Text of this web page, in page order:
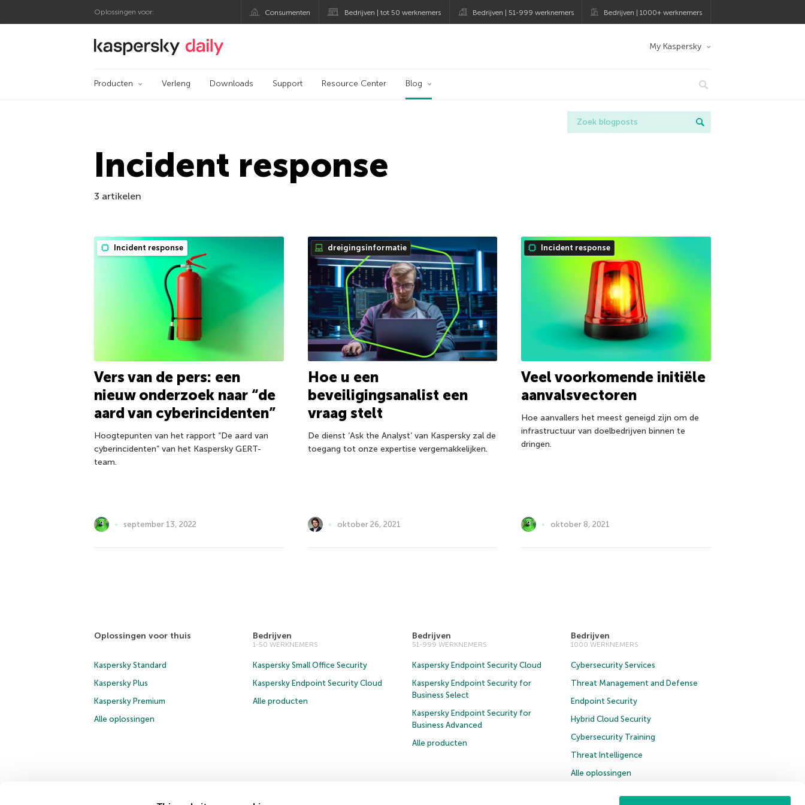
Oplossingen voor: Consumenten Bedrijven | tot 50 werknemers Bedrijven | 51-999 werknemers Bedrijven | 1000+ werknemers
Kaspersky official blog My Kaspersky
Producten Verleng Downloads Support Resource Center Blog
Incident response
3 artikelen
Incident response
Vers van de pers: een
nieuw onderzoek naar “de
aard van cyberincidenten”
Hoogtepunten van het rapport “De aard van
cyberincidenten” van het Kaspersky GERT-
team.
september 13, 2022
dreigingsinformatie
Hoe u een
beveiligingsanalist een
vraag stelt
De dienst ‘Ask the Analyst’ van Kaspersky zal de
toegang tot onze expertise vergemakkelijken.
oktober 26, 2021
Incident response
Veel voorkomende initiële
aanvalsvectoren
Hoe aanvallers het meest geneigd zijn om de
infrastructuur van doelbedrijven binnen te
dringen.
oktober 8, 2021
Oplossingen voor thuis
Kaspersky Standard
Kaspersky Plus
Kaspersky Premium
Alle oplossingen
Bedrijven
1-50 WERKNEMERS
Kaspersky Small Office Security
Kaspersky Endpoint Security Cloud
Alle producten
Bedrijven
51-999 WERKNEMERS
Kaspersky Endpoint Security Cloud
Kaspersky Endpoint Security for
Business Select
Kaspersky Endpoint Security for
Business Advanced
Alle producten
Bedrijven
1000 WERKNEMERS
Cybersecurity Services
Threat Management and Defense
Endpoint Security
Hybrid Cloud Security
Cybersecurity Training
Threat Intelligence
Alle oplossingen